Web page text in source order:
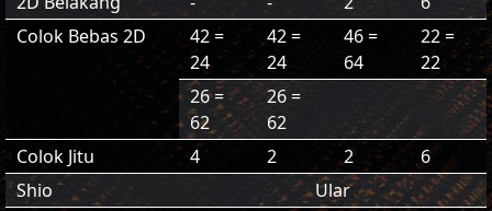
Colok Bebas 2D
42 =
24
42 =
24
46 =
64
22 =
22
26 =
62
26 =
62
Colok Jitu
4 2 2
6
Shio
Ular